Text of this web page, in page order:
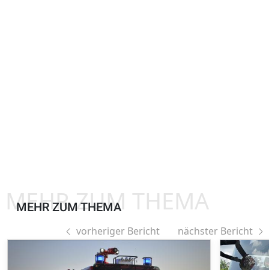
MEHR ZUM THEMA
MEHR ZUM THEMA
vorheriger Bericht nächster Bericht